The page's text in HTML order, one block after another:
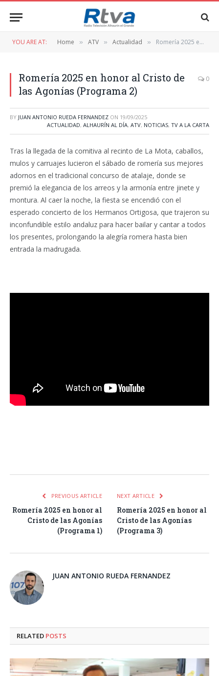
YOU ARE AT: Home » ATV » Actualidad » Romería 2025 en honor al Cristo de las Agonías (Programa 2)
Romería 2025 en honor al Cristo de
las Agonías (Programa 2)
0
BY JUAN ANTONIO RUEDA FERNANDEZ ON 19/09/2025
ACTUALIDAD, ALHAURÍN AL DÍA, ATV, NOTICIAS, TV A LA CARTA
Tras la llegada de la comitiva al recinto de La Mota, caballos,
mulos y carruajes lucieron el sábado de romería sus mejores
adornos en el tradicional concurso de atalaje, donde se
premió la elegancia de los arreos y la armonía entre jinete y
montura. Al caer la noche, la fiesta se encendió con el
esperado concierto de los Hermanos Ortigosa, que trajeron su
inconfundible estilo andaluz para hacer bailar y cantar a todos
los presentes, prolongando la alegría romera hasta bien
entrada la madrugada.
PREVIOUS ARTICLE
Romería 2025 en honor al
Cristo de las Agonías
(Programa 1)
NEXT ARTICLE
Romería 2025 en honor al
Cristo de las Agonías
(Programa 3)
JUAN ANTONIO RUEDA FERNANDEZ
RELATED POSTS